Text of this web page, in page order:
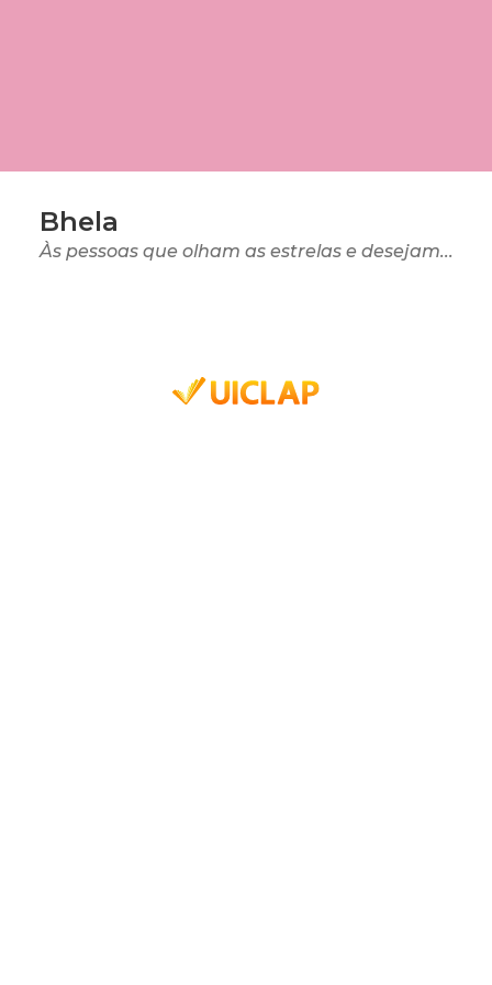
Bhela
Às pessoas que olham as estrelas e desejam...